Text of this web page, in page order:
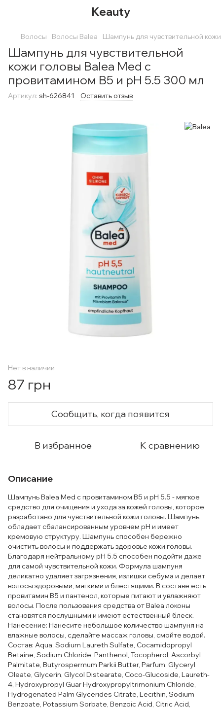
Keauty
Волосы Волосы Balea Шампунь для чувствительной
Шампунь для чувствительной
кожи головы Balea Med с
провитамином В5 и pH 5.5 300 мл
Артикул: sh-626841 Оставить отзыв
Нет в наличии
87 грн
Сообщить, когда появится
В избранное К сравнению
Описание
Шампунь Balea Med с провитамином В5 и pH 5.5 - мягкое
средство для очищения и ухода за кожей головы, которое
разработано для чувствительной кожи головы. Шампунь
обладает сбалансированным уровнем pH и имеет
кремовую структуру. Шампунь способен бережно
очистить волосы и поддержать здоровье кожи головы.
Благодаря нейтральному pH 5.5 способен подойти даже
для самой чувствительной кожи. Формула шампуня
деликатно удаляет загрязнения, излишки себума и делает
волосы здоровыми, мягкими и блестящими. В составе есть
провитамин B5 и пантенол, которые питают и увлажняют
волосы. После пользования средства от Balea локоны
становятся послушными и имеют естественный блеск.
Нанесение: Нанесите небольшое количество шампуня на
влажные волосы, сделайте массаж головы, смойте водой.
Состав: Aqua, Sodium Laureth Sulfate, Cocamidopropyl
Betaine, Sodium Chloride, Panthenol, Tocopherol, Ascorbyl
Palmitate, Butyrospermum Parkii Butter, Parfum, Glyceryl
Oleate, Glycerin, Glycol Distearate, Coco-Glucoside, Laureth-
4, Hydroxypropyl Guar Hydroxypropyltrimonium Chloride,
Hydrogenated Palm Glycerides Citrate, Lecithin, Sodium
Benzoate, Potassium Sorbate, Benzoic Acid, Citric Acid,